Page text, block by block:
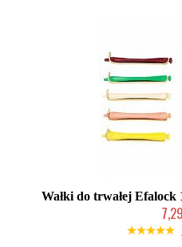
Wałki do trwałej
Duża ilość